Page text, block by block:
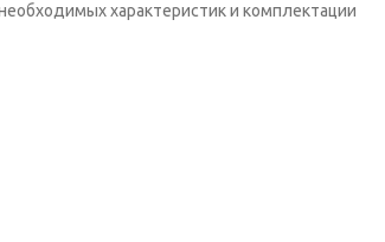
характеристик и комплектации